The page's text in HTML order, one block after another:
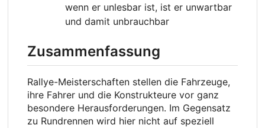
wenn er unlesbar ist, ist er unwartbar
und damit unbrauchbar
Zusammenfassung
Rallye-Meisterschaften stellen die Fahrzeuge,
ihre Fahrer und die Konstrukteure vor ganz
besondere Herausforderungen. Im Gegensatz
zu Rundrennen wird hier nicht auf speziell